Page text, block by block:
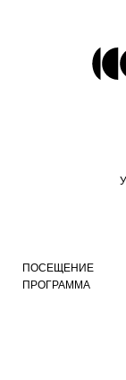
ПОСЕЩЕНИЕ
ПРОГРАММА